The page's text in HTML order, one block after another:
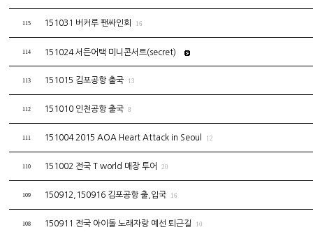
115 151031 버커루 팬싸인회 16
114 151024 서든어택 미니콘서트(secret)
113 151015 김포공항 출국 13
112 151010 인천공항 출국 8
111 151004 2015 AOA Heart Attack in Seoul 12
110 151002 전국 T world 매장 투어 20
109 150912,150916 김포공항 출,입국 16
108 150911 전국 아이돌 노래자랑 예선 퇴근길 10